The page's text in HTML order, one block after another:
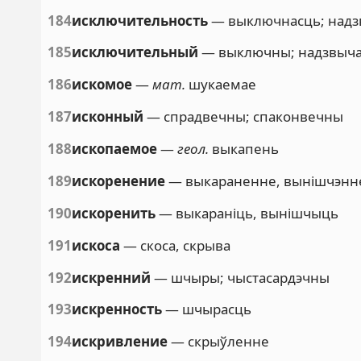
184исключительность— выключнасць;
185исключительный — выключны;
186искомое—мат. шукаемае
187исконный — спрадвечны; спаконвечны
188ископаемое—геол. выкапень
189искоренение— выкараненне,
190искоренить— выкараніць, вынішчыць
191искоса — скоса, скрыва
192искренний — шчыры; чыстасардэчны
193искренность— шчырасць
194искривление— скрыўленне